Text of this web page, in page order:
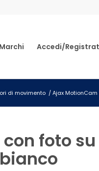
Marchi Accedi/
di movimento / Ajax
foto